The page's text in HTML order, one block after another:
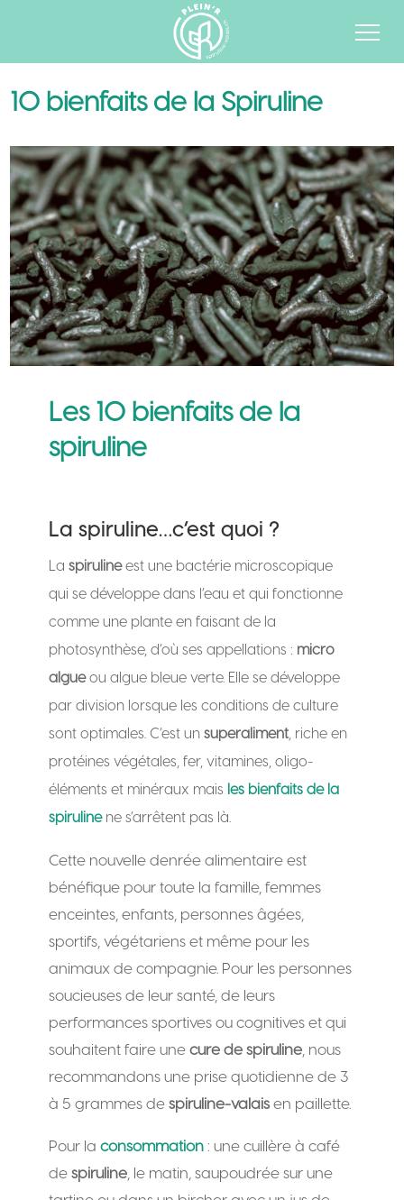
10 bienfaits de la Spiruline
Les 10 bienfaits de la
spiruline
La spiruline…c’est quoi ?
La spirulineest une bactérie microscopique
qui se développe dans l’eau et qui fonctionne
comme une plante en faisant de la
photosynthèse, d’où ses appellations : micro
algueou algue bleue verte. Elle se développe
par division lorsque les conditions de culture
sont optimales. C’est un superaliment, riche en
protéines végétales, fer, vitamines, oligo-
éléments et minéraux mais les bienfaits de la
spirulinene s’arrêtent pas là.
Cette nouvelle denrée alimentaire est
bénéfique pour toute la famille, femmes
enceintes, enfants, personnes âgées,
sportifs, végétariens et même pour les
animaux de compagnie. Pour les personnes
soucieuses de leur santé, de leurs
performances sportives ou cognitives et qui
souhaitent faire une cure de spiruline, nous
recommandons une prise quotidienne de 3
à 5 grammes de spiruline-valaisen paillette.
Pour la consommation: une cuillère à café
de spiruline, le matin, saupoudrée sur une